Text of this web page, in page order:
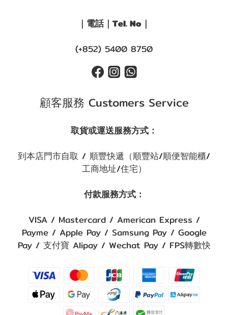
｜電話｜Tel. No｜
(+852) 5400 8750
顧客服務 Customers Service
取貨或運送服務方式：
到本店門市自取 / 順豐快遞（順豐站/順便智能櫃/
工商地址/住宅）
付款服務方式：
VISA / Mastercard / American Express /
Payme / Apple Pay / Samsung Pay / Google
Pay / 支付寶 Alipay / Wechat Pay / FPS轉數快